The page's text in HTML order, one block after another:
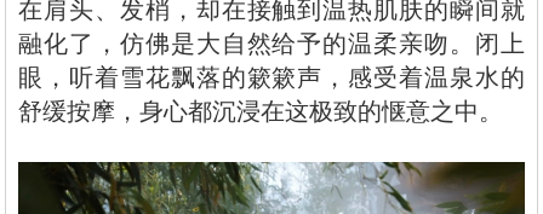
在肩头、发梢，却在接触到温热肌肤的瞬间就
融化了，仿佛是大自然给予的温柔亲吻。闭上
眼，听着雪花飘落的簌簌声，感受着温泉水的
舒缓按摩，身心都沉浸在这极致的惬意之中。